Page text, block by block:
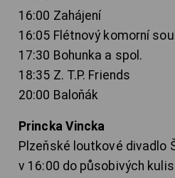
16:00 Zahájení
16:05 Flétnový komorní
17:30 Bohunka a spol.
18:35 Z. T.P. Friends
20:00 Baloňák
Princka Vincka
Plzeňské loutkové divadlo
v 16:00 do působivých